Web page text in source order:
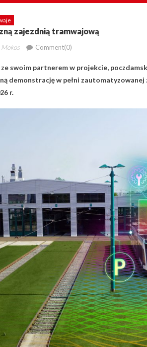
zajezdnią tramwajową
Mokos Comment(0)
swoim partnerem w projekcie,
demonstrację w pełni
r.